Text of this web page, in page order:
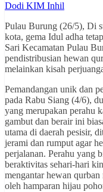
Dodi KIM Inhil
Pulau Burung (26/5), Di
kota, gema Idul adha
Sari Kecamatan Pulau
pendistribusian hewan
melainkan kisah
Pemandangan unik dan
pada Rabu Siang (4/6),
yang merupakan perahu
gambut dan berair ini
utama di daerah pesisir,
jerami dan rumput agar
perjalanan. Perahu yang
beraktivitas sehari-hari
mengantar hewan
oleh hamparan hijau